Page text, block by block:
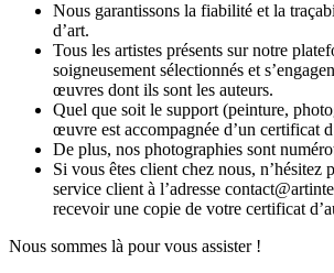
Nous garantissons la fiabilité et la
d’art.
Tous les artistes présents sur notre
soigneusement sélectionnés et
œuvres dont ils sont les auteurs.
Quel que soit le support (peinture,
œuvre est accompagnée d’un certificat
De plus, nos photographies sont
Si vous êtes client chez nous, n’hésitez
service client à l’adresse
recevoir une copie de votre certificat
Nous sommes là pour vous assister !